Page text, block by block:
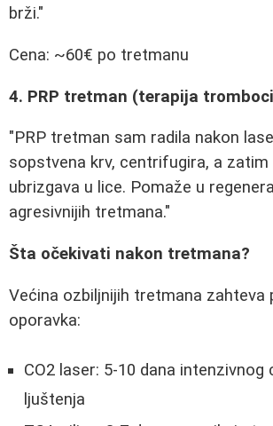
brži."
Cena: ~60€ po tretmanu
4. PRP tretman (terapija
"PRP tretman sam radila nakon
sopstvena krv, centrifugira, a zatim
ubrizgava u lice. Pomaže u
agresivnijih tretmana."
Šta očekivati nakon tretmana?
Većina ozbiljnijih tretmana zahteva
oporavka:
CO2 laser: 5-10 dana intenzivnog
ljuštenja